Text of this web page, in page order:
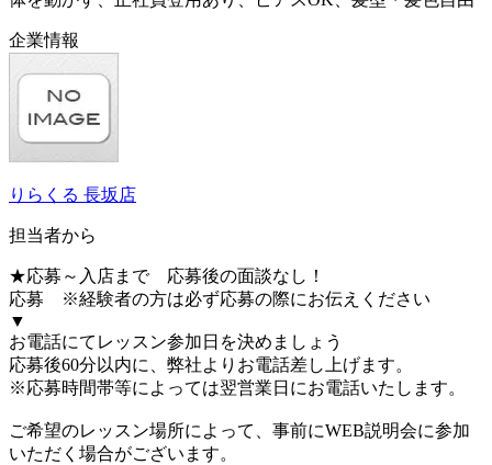
企業情報
りらくる 長坂店
担当者から
★応募～入店まで 応募後の面談なし！
応募 ※経験者の方は必ず応募の際にお伝えください
▼
お電話にてレッスン参加日を決めましょう
応募後60分以内に、弊社よりお電話差し上げます。
※応募時間帯等によっては翌営業日にお電話いたします。
ご希望のレッスン場所によって、事前にWEB説明会に参加
いただく場合がございます。